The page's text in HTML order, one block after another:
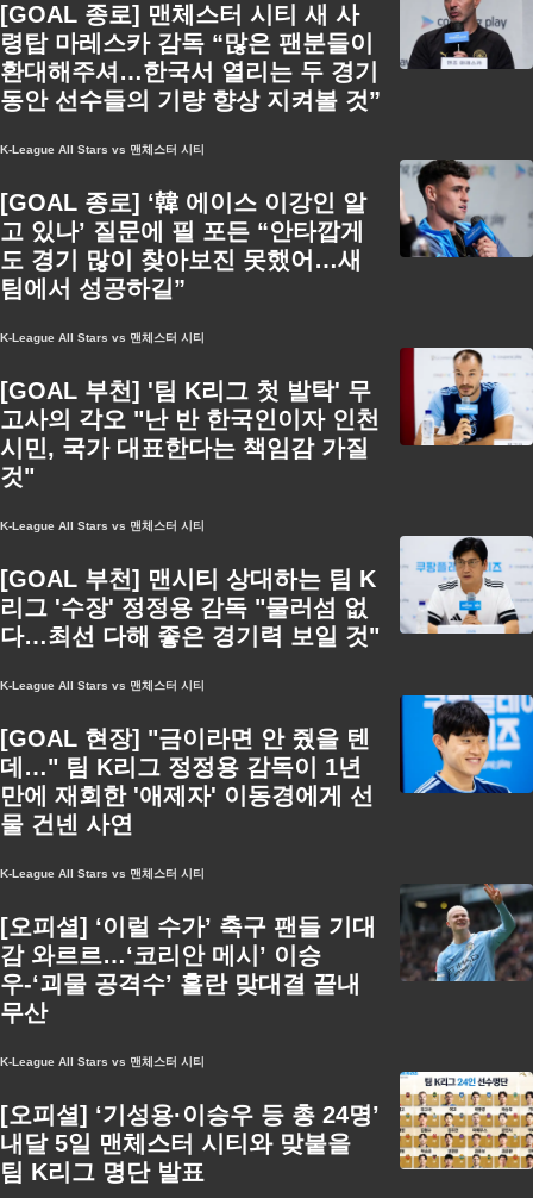
[GOAL 종로] 맨체스터 시티 새 사
령탑 마레스카 감독 “많은 팬분들이
환대해주셔…한국서 열리는 두 경기
동안 선수들의 기량 향상 지켜볼 것”
K-League All Stars vs 맨체스터 시티
[GOAL 종로] ‘韓 에이스 이강인 알
고 있나’ 질문에 필 포든 “안타깝게
도 경기 많이 찾아보진 못했어…새
팀에서 성공하길”
K-League All Stars vs 맨체스터 시티
[GOAL 부천] '팀 K리그 첫 발탁' 무
고사의 각오 "난 반 한국인이자 인천
시민, 국가 대표한다는 책임감 가질
것"
K-League All Stars vs 맨체스터 시티
[GOAL 부천] 맨시티 상대하는 팀 K
리그 '수장' 정정용 감독 "물러섬 없
다…최선 다해 좋은 경기력 보일 것"
K-League All Stars vs 맨체스터 시티
[GOAL 현장] "금이라면 안 줬을 텐
데…" 팀 K리그 정정용 감독이 1년
만에 재회한 '애제자' 이동경에게 선
물 건넨 사연
K-League All Stars vs 맨체스터 시티
[오피셜] ‘이럴 수가’ 축구 팬들 기대
감 와르르…‘코리안 메시’ 이승
우-‘괴물 공격수’ 홀란 맞대결 끝내
무산
K-League All Stars vs 맨체스터 시티
[오피셜] ‘기성용·이승우 등 총 24명’
내달 5일 맨체스터 시티와 맞붙을
팀 K리그 명단 발표